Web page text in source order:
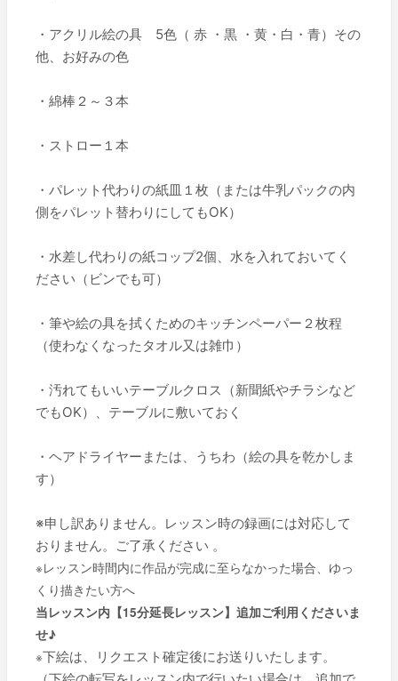
・アクリル絵の具 5色（ 赤 ・黒 ・黄・白・青）その
他、お好みの色
・綿棒２～３本
・ストロー１本
・パレット代わりの紙皿１枚（または牛乳パックの内
側をパレット替わりにしてもOK）
・水差し代わりの紙コップ2個、水を入れておいてく
ださい（ビンでも可）
・筆や絵の具を拭くためのキッチンペーパー２枚程
（使わなくなったタオル又は雑巾）
・汚れてもいいテーブルクロス（新聞紙やチラシなど
でもOK）、テーブルに敷いておく
・ヘアドライヤーまたは、うちわ（絵の具を乾かしま
す）
※申し訳ありません。レッスン時の録画には対応して
おりません。ご了承ください 。
※レッスン時間内に作品が完成に至らなかった場合、ゆっ
くり描きたい方へ
当レッスン内【15分延長レッスン】追加ご利用くださいま
せ♪
※下絵は、リクエスト確定後にお送りいたします。